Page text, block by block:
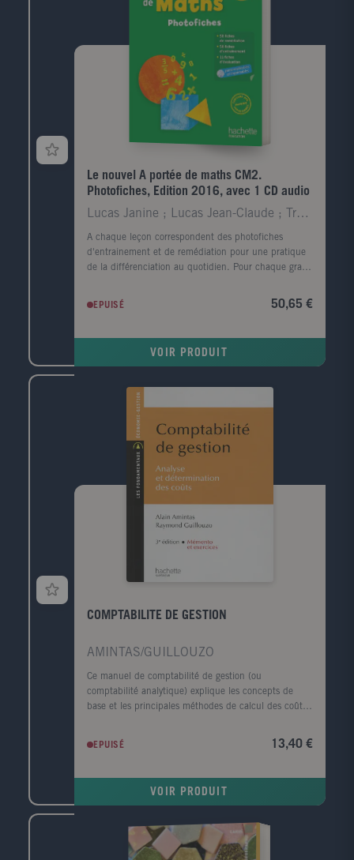
Le nouvel A portée de maths CM2.
Photofiches, Edition 2016, avec 1 CD audio
Lucas Janine ; Lucas Jean-Claude ; Trossevin Marie
A chaque leçon correspondent des photofiches
d'entrainement et de remédiation pour une pratique
de la différenciation au quotidien. Pour chaque grand
CD-Rom regroupent les photofiches au format Word
et pdf pour permettre à l'enseignant de les modifier.
EPUISÉ 50,65 €
VOIR PRODUIT
COMPTABILITE DE GESTION
AMINTAS/GUILLOUZO
Ce manuel de comptabilité de gestion (ou
comptabilité analytique) explique les concepts de
base et les principales méthodes de calcul des coûts.
Il convient également aux étudiants des filières
comporte une partie de cours, une application
détaillée et des exercices corrigés.
EPUISÉ 13,40 €
VOIR PRODUIT